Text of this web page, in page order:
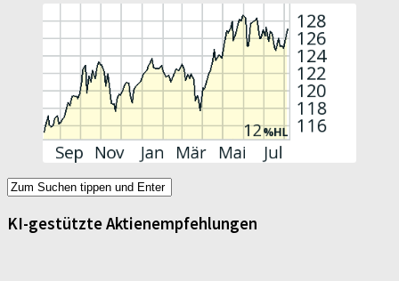
KI-gestützte Aktienempfehlungen